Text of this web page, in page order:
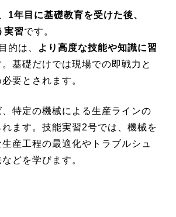
1年目に基礎教育を受けた後、
実習です。
的は、
より高度な技能や知識に習
。基礎だけでは現場での即戦力と
要とされます。
特定の機械による生産ラインの
ます。技能実習2号では、機械を
産工程の最適化やトラブルシュ
どを学びます。